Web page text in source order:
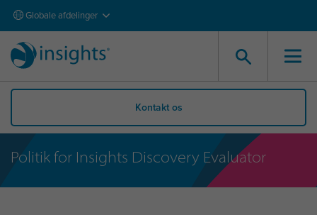
Globale afdelinger
Kontakt os
Politik for Insights Discovery Evaluator